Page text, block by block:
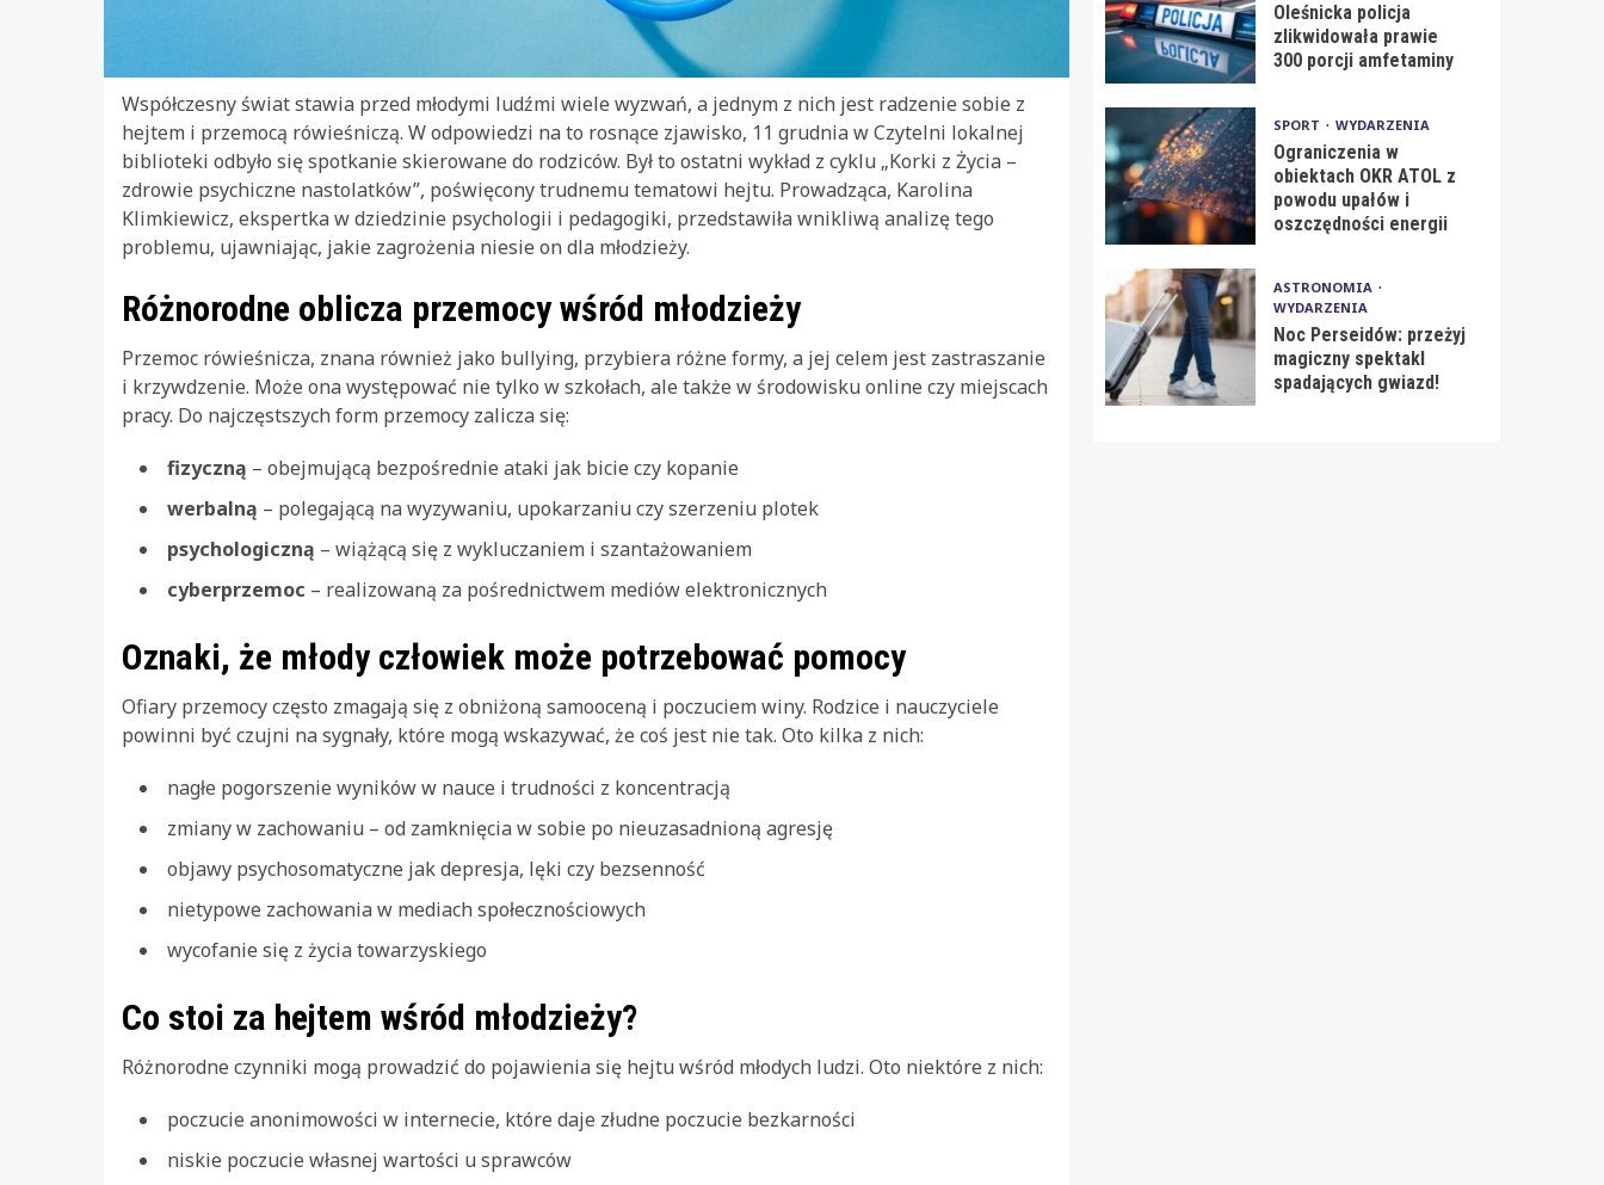
Współczesny świat stawia przed młodymi ludźmi wiele wyzwań, a jednym z nich jest radzenie sobie z
hejtem i przemocą rówieśniczą. W odpowiedzi na to rosnące zjawisko, 11 grudnia w Czytelni lokalnej
biblioteki odbyło się spotkanie skierowane do rodziców. Był to ostatni wykład z cyklu „Korki z Życia –
zdrowie psychiczne nastolatków”, poświęcony trudnemu tematowi hejtu. Prowadząca, Karolina
Klimkiewicz, ekspertka w dziedzinie psychologii i pedagogiki, przedstawiła wnikliwą analizę tego
problemu, ujawniając, jakie zagrożenia niesie on dla młodzieży.
Różnorodne oblicza przemocy wśród młodzieży
Przemoc rówieśnicza, znana również jako bullying, przybiera różne formy, a jej celem jest zastraszanie
i krzywdzenie. Może ona występować nie tylko w szkołach, ale także w środowisku online czy miejscach
pracy. Do najczęstszych form przemocy zalicza się:
fizyczną – obejmującą bezpośrednie ataki jak bicie czy kopanie
werbalną – polegającą na wyzywaniu, upokarzaniu czy szerzeniu plotek
psychologiczną – wiążącą się z wykluczaniem i szantażowaniem
cyberprzemoc – realizowaną za pośrednictwem mediów elektronicznych
Oznaki, że młody człowiek może potrzebować pomocy
Ofiary przemocy często zmagają się z obniżoną samooceną i poczuciem winy. Rodzice i nauczyciele
powinni być czujni na sygnały, które mogą wskazywać, że coś jest nie tak. Oto kilka z nich:
nagłe pogorszenie wyników w nauce i trudności z koncentracją
zmiany w zachowaniu – od zamknięcia w sobie po nieuzasadnioną agresję
objawy psychosomatyczne jak depresja, lęki czy bezsenność
nietypowe zachowania w mediach społecznościowych
wycofanie się z życia towarzyskiego
Co stoi za hejtem wśród młodzieży?
Różnorodne czynniki mogą prowadzić do pojawienia się hejtu wśród młodych ludzi. Oto niektóre z nich:
poczucie anonimowości w internecie, które daje złudne poczucie bezkarności
niskie poczucie własnej wartości u sprawców
Oleśnicka policja
zlikwidowała prawie
300 porcji amfetaminy
SPORT WYDARZENIA
Ograniczenia w
obiektach OKR ATOL z
powodu upałów i
oszczędności energii
ASTRONOMIA
WYDARZENIA
Noc Perseidów: przeżyj
magiczny spektakl
spadających gwiazd!